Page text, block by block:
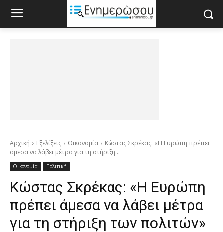
Αρχική Εξελίξεις Οικονομία
Κώστας Σκρέκας: «Η Ευρώπη πρέπει
άμεσα να λάβει μέτρα για τη στήριξη...
Οικονομία Πολιτική
Κώστας Σκρέκας: «Η Ευρώπη
πρέπει άμεσα να λάβει μέτρα
για τη στήριξη των πολιτών»